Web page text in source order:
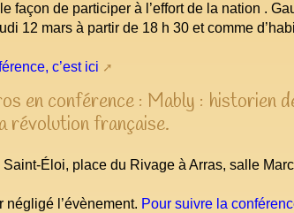
façon de participer à l’effort de la nation .
12 mars à partir de 18 h 30 et comme
c’est ici
en conférence : Mably : historien
révolution française.
Saint-Éloi, place du Rivage à Arras, salle
négligé l’évènement. Pour suivre la